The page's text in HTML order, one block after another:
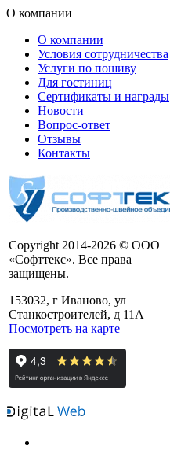
О компании
О компании
Условия сотрудничества
Услуги по пошиву
Для гостиниц
Сертификаты и награды
Новости
Вопрос-ответ
Отзывы
Контакты
Copyright 2014-2026 © ООО
«Софттекс». Все права
защищены.
153032, г Иваново, ул
Станкостроителей, д 11А
Посмотреть на карте